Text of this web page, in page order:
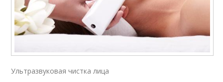
Ультразвуковая чистка лица